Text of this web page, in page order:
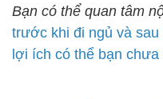
Bạn có thể quan tâm
trước khi đi ngủ và
lợi ích có thể bạn chưa